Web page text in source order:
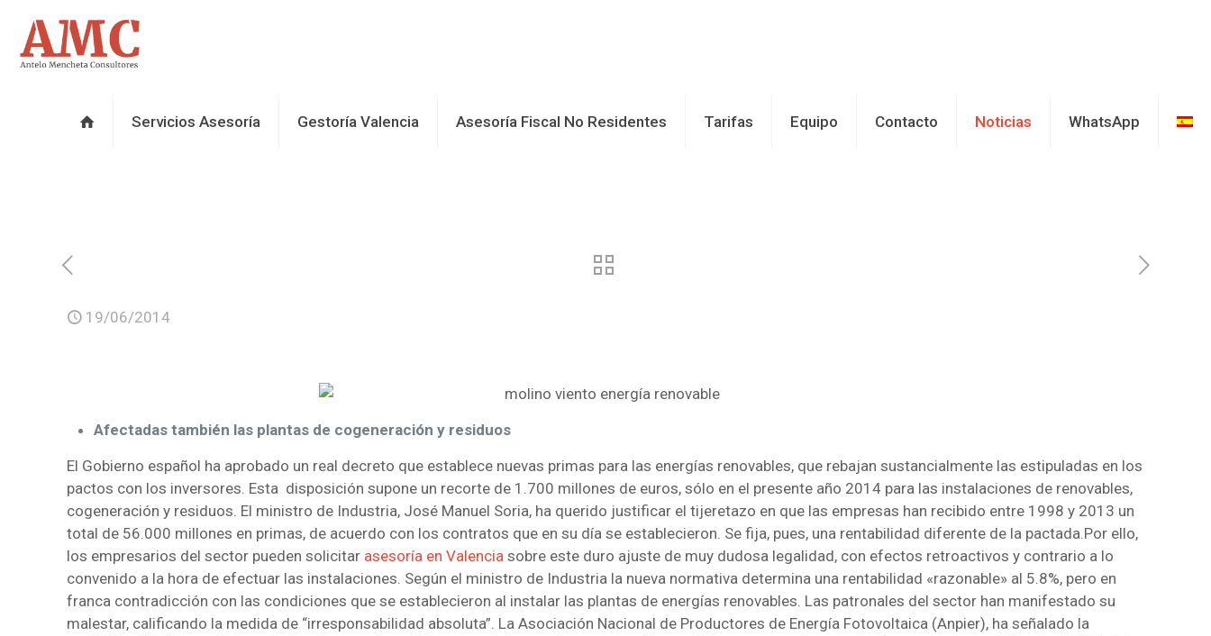
Servicios Asesoría Gestoría Valencia Asesoría Fiscal No Residentes Tarifas Equipo Contacto Noticias WhatsApp
19/06/2014
Afectadas también las plantas de cogeneración y residuos
El Gobierno español ha aprobado un real decreto que establece nuevas primas para las energías renovables, que rebajan sustancialmente las estipuladas en los
pactos con los inversores. Esta disposición supone un recorte de 1.700 millones de euros, sólo en el presente año 2014 para las instalaciones de renovables,
cogeneración y residuos. El ministro de Industria, José Manuel Soria, ha querido justificar el tijeretazo en que las empresas han recibido entre 1998 y 2013 un
total de 56.000 millones en primas, de acuerdo con los contratos que en su día se establecieron. Se fija, pues, una rentabilidad diferente de la pactada.Por ello,
los empresarios del sector pueden solicitar asesoría en Valencia sobre este duro ajuste de muy dudosa legalidad, con efectos retroactivos y contrario a lo
convenido a la hora de efectuar las instalaciones. Según el ministro de Industria la nueva normativa determina una rentabilidad «razonable» al 5.8%, pero en
franca contradicción con las condiciones que se establecieron al instalar las plantas de energías renovables. Las patronales del sector han manifestado su
malestar, calificando la medida de “irresponsabilidad absoluta”. La Asociación Nacional de Productores de Energía Fotovoltaica (Anpier), ha señalado la